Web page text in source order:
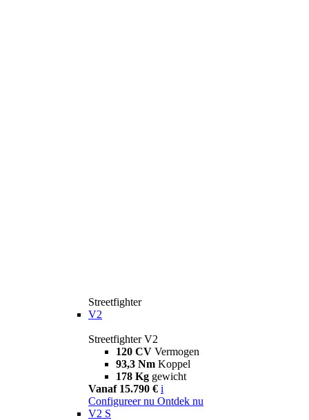
Streetfighter
V2
Streetfighter V2
120 CV Vermogen
93,3 Nm Koppel
178 Kg gewicht
Vanaf 15.790 € i
Configureer nu Ontdek nu
V2 S